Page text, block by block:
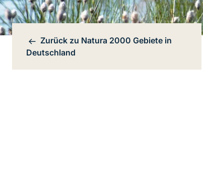
Bereichsnavigation
Zurück zu Natura 2000 Gebiete in
Deutschland